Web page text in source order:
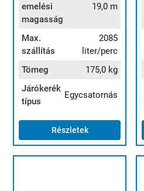
emelési
magasság
19,0 m
Max.
szállítás
2085
liter/perc
Tömeg
175,0 kg
Járókerék
típus
Egycsatornás
Részletek